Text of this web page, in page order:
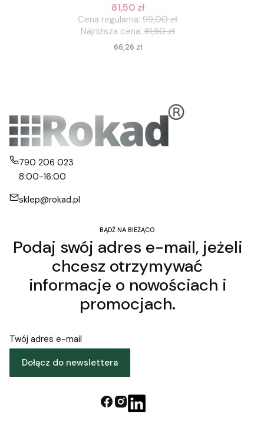
81,50 zł
Cena regularna: 99,00 zł
Najniższa cena: 81,50 zł
Cena
66,26 zł
790 206 023
8:00-16:00
sklep@rokad.pl
BĄDŹ NA BIEŻĄCO
Podaj swój adres e-mail, jeżeli
chcesz otrzymywać
informacje o nowościach i
promocjach.
Twój adres e-mail
Dołącz do newslettera